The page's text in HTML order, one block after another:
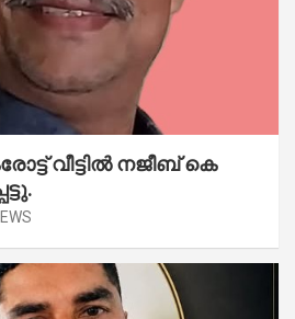
വീട്ടിൽ നജീബ് കെ